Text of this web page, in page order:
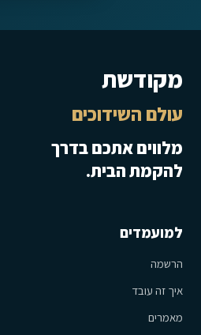
מקודשת
עולם השידוכים
מלווים אתכם בדרך
להקמת הבית.
למועמדים
הרשמה
איך זה עובד
מאמרים